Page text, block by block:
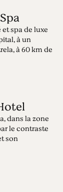
spa de luxe
à un
à 60 km de
dans la zone
le contraste
son